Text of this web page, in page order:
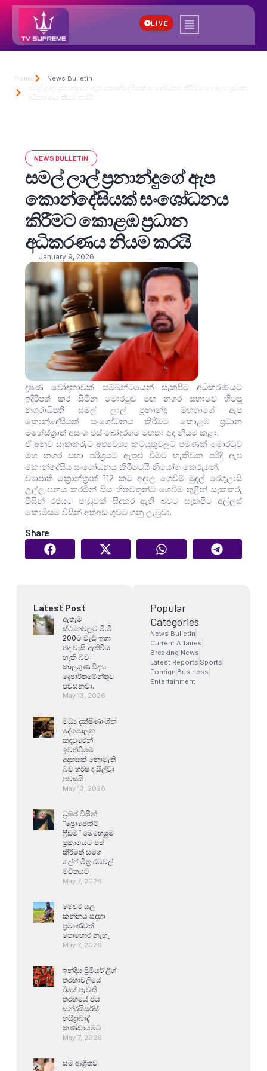
LIVE
Home
News Bulletin
සමල් ලාල් ප්‍රනාන්දුගේ ඇප කොන්දේසියක් සංශෝධනය කිරීමට කොළඹ ප්‍රධාන
අධිකරණය නියම කරයි
NEWS BULLETIN
සමල් ලාල් ප්‍රනාන්දුගේ ඇප
කොන්දේසියක් සංශෝධනය
කිරීමට කොළඹ ප්‍රධාන
අධිකරණය නියම කරයි
January 9, 2026
දූෂණ චෝදනාවක් සම්බන්ධයෙන් සැකපිට අධිකරණයට
ඉදිරිපත් කර සිටින මොරටුව මහ නගර සභාවේ හිටපු
නගරාධිපති සමල් ලාල් ප්‍රනාන්දු මහතාගේ ඇප
කොන්දේසියක් සංශෝධනය කිරීමට කොළඹ ප්‍රධාන
මහේස්ත්‍රාත් අසංග එස් බෝදරගම මහතා අද නියම කළා.
ඒ අනුව සැකකරුට අත්‍යවශ්‍ය කටයුතුවලට පමණක් මොරටුව
මහ නගර සභා පරිශ්‍රයට ඇතුළු වීමට හැකිවන පරිදි ඇප
කොන්දේසිය සංශෝධනය කිරීමටයි නියෝග කෙරුනේ.
ව්‍යාපෘති ක්‍රොන්ත්‍රාත් 112 කට අදාල ගෙවීම් මුදල් රෙගුලාසි
උල්ලංඝනය කරමින් සිය හිතවතුන්ට ගෙවීම තුළින් සැකකරු
විසින් රජයට පාඩුවක් සිදුකර ඇති බවට සැකපිට අල්ලස්
කොමිසම විසින් අත්අඩංගුවට ගනු ලැබුවා.
Share
Latest Post
ඇතැම්
ස්ථානවලට මි.මි
200ට වැඩි ඉතා
තද වැසි ඇතිවිය
හැකි බව
කාලගුණ විද්‍යා
දෙපාර්තමේන්තුව
පවසනවා.
May 13, 2026
මධ්‍ය දක්ෂිණාංශික
දේශපාලන
කඳවුරෙන්
ඉවත්වීමේ
අදහසක් නොමැති
බව හර්ෂ ද සිල්වා
පවසයි
May 13, 2026
ට්‍රම්ප් විසින්
“ප්‍රොජෙක්ට්
ෆ්‍රීඩම්” මෙහෙයුම
ප්‍රකාශයට පත්
කිරීමත් සමග
ගල්ෆ් මිත්‍ර රටවල්
මවිතයට
May 7, 2026
මෙවර යල
කන්නය සඳහා
ප්‍රමාණවත්
පොහොර නැහැ
May 7, 2026
ඉන්දීය ප්‍රිමියර් ලීග්
තරඟාවලියේ
ඊයේ පැවති
තරඟයේ ජය
සන්රයිසර්ස්
හයිද්‍රාබාද්
කණ්ඩායමට
May 7, 2026
සම ආශ්‍රිතව
Popular
Categories
News Bulletin
Current Affaires
Breaking News
Latest Reports Sports
Foreign Business
Entertainment